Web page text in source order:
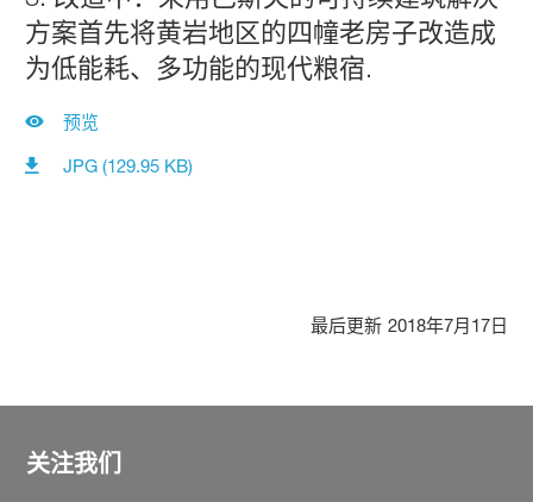
方案首先将黄岩地区的四幢老房子改造成
为低能耗、多功能的现代粮宿.
预览
JPG (129.95 KB)
最后更新 2018年7月17日
关注我们